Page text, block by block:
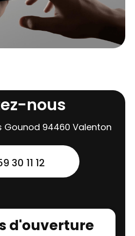
nous
Gounod 94460 Valenton
30 11 12
d'ouverture